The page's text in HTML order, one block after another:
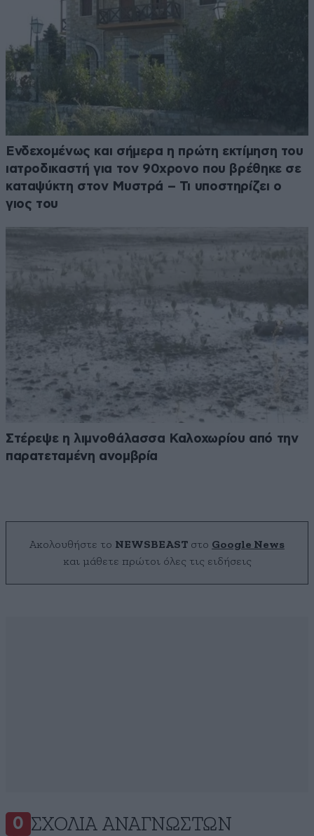
Ενδεχομένως και σήμερα η πρώτη εκτίμηση του
ιατροδικαστή για τον 90χρονο που βρέθηκε σε
καταψύκτη στον Μυστρά – Τι υποστηρίζει ο
γιος του
Στέρεψε η λιμνοθάλασσα Καλοχωρίου από την
παρατεταμένη ανομβρία
Ακολουθήστε το NEWSBEAST στο Google News
και μάθετε πρώτοι όλες τις ειδήσεις
0 ΣΧΌΛΙΑ ΑΝΑΓΝΩΣΤΏΝ